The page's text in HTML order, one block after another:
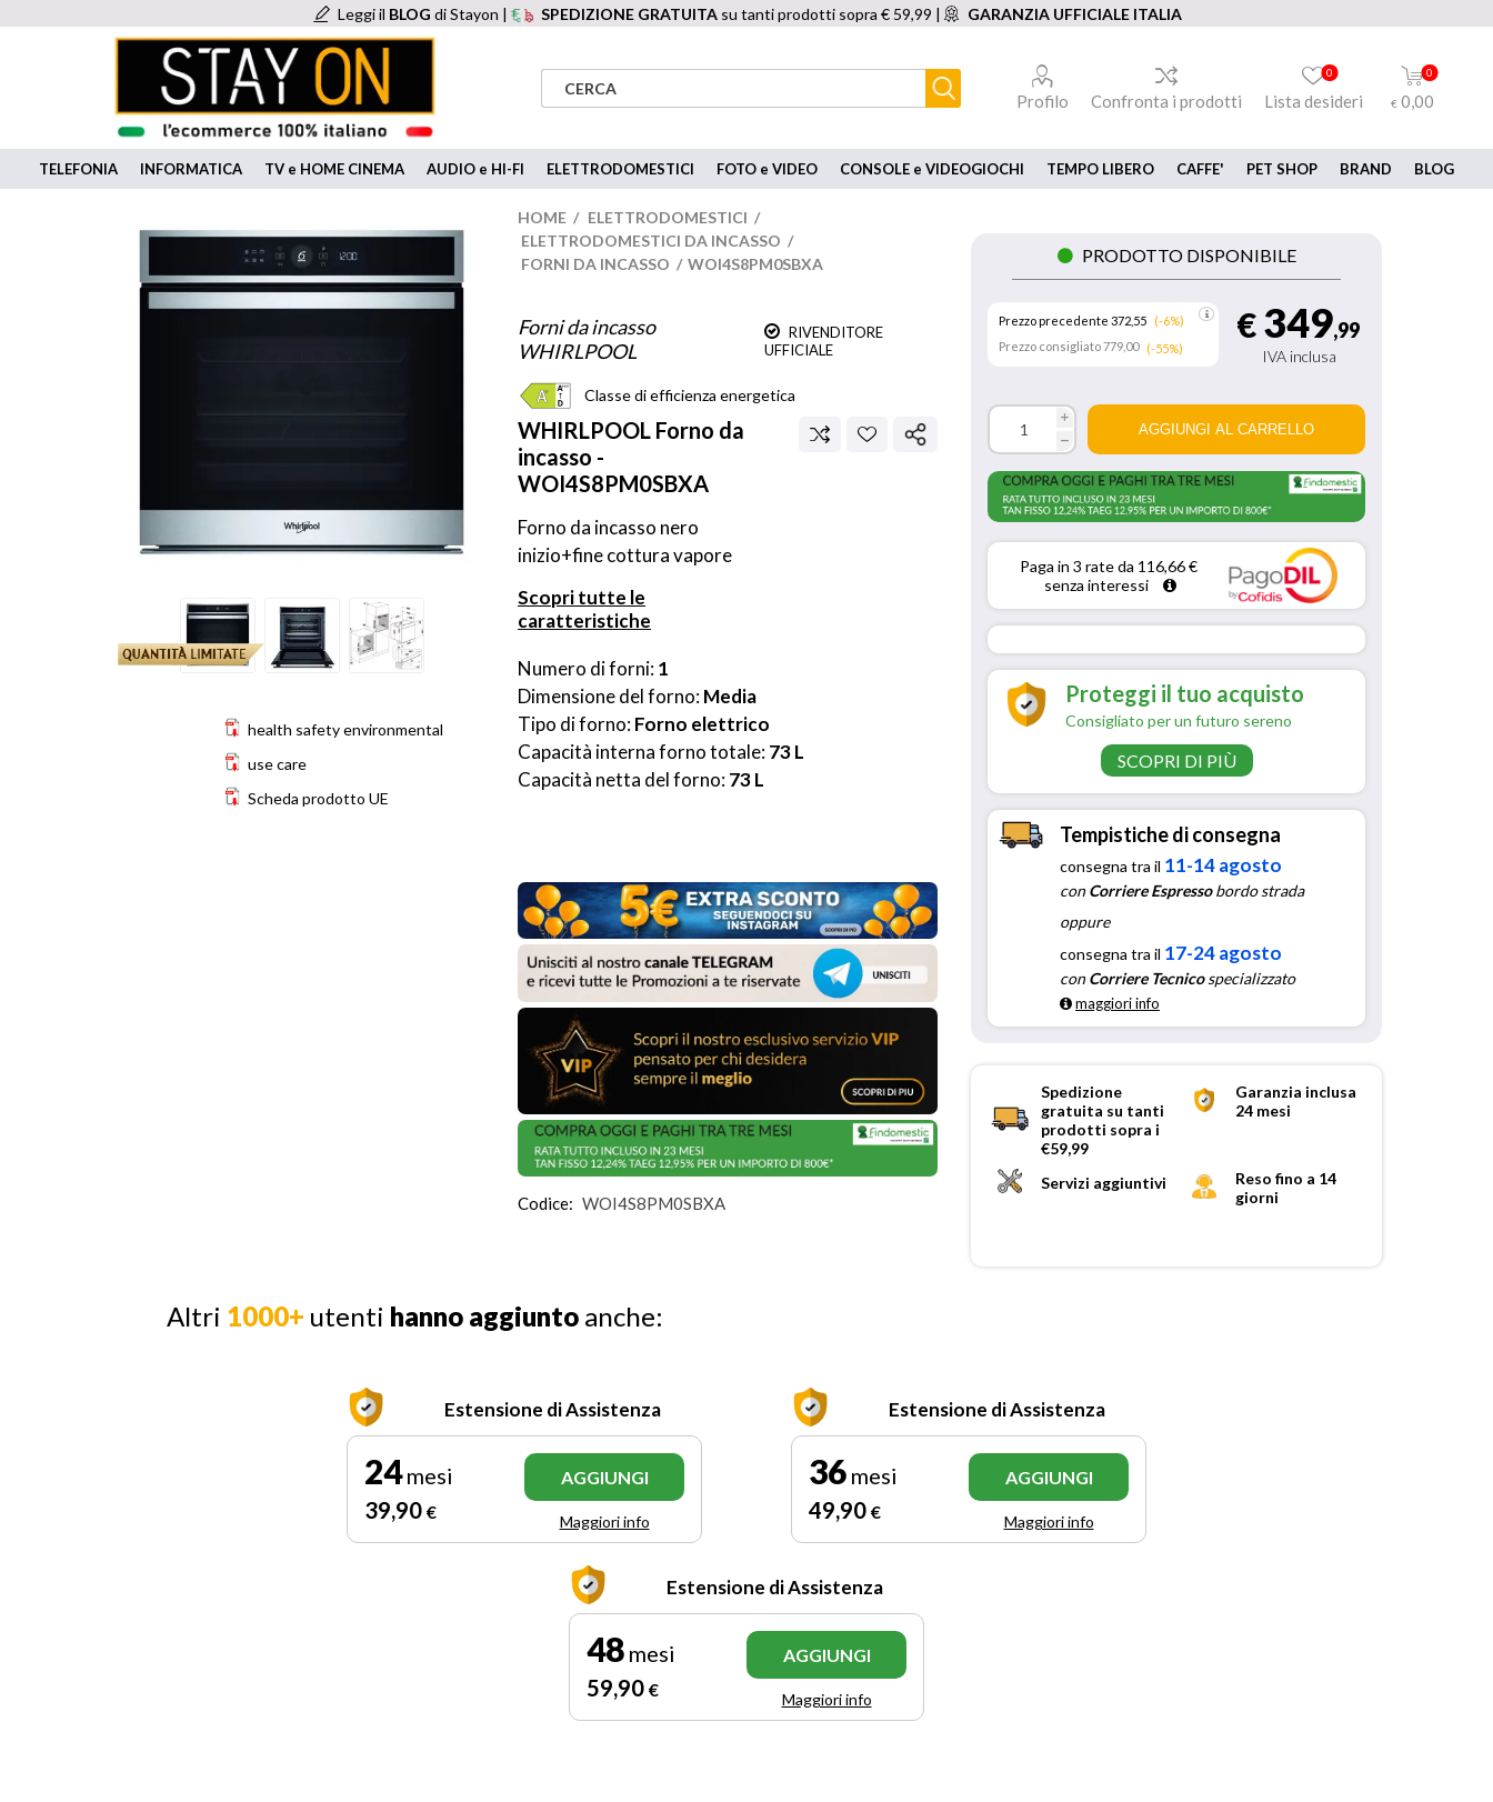
Leggi il BLOG di Stayon | SPEDIZIONE GRATUITA su tanti prodotti sopra € 59,99 | GARANZIA UFFICIALE ITALIA
Profilo Confronta i prodotti Lista desideri
0 0
€ 0,00
TELEFONIA INFORMATICA TV e HOME CINEMA AUDIO e HI-FI ELETTRODOMESTICI FOTO e VIDEO CONSOLE e VIDEOGIOCHI TEMPO LIBERO CAFFE' PET SHOP BRAND BLOG
health safety environmental
use care
Scheda prodotto UE
HOME / ELETTRODOMESTICI /
ELETTRODOMESTICI DA INCASSO /
FORNI DA INCASSO / WOI4S8PM0SBXA
Forni da incasso
WHIRLPOOL
RIVENDITORE
UFFICIALE
Classe di efficienza energetica
WHIRLPOOL Forno da
incasso -
WOI4S8PM0SBXA
Forno da incasso nero
inizio+fine cottura vapore
Scopri tutte le
caratteristiche
Numero di forni: 1
Dimensione del forno: Media
Tipo di forno: Forno elettrico
Capacità interna forno totale: 73 L
Capacità netta del forno: 73 L
Codice: WOI4S8PM0SBXA
PRODOTTO DISPONIBILE
Prezzo precedente 372,55
(-6%)
Prezzo consigliato779,00 (-55%)
€ 349,99
IVA inclusa
i
h
Paga in 3 rate da 116,66 €
senza interessi
Proteggi il tuo acquisto
Consigliato per un futuro sereno
SCOPRI DI PIÙ
Tempistiche di consegna
consegna tra il 11-14 agosto
conCorriere Espressobordo strada
oppure
consegna tra il 17-24 agosto
conCorriere Tecnicospecializzato
maggiori info
Spedizione
gratuita su tanti
prodotti sopra i
€59,99
Garanzia inclusa
24 mesi
Servizi aggiuntivi
Reso fino a 14
giorni
Altri 1000+ utenti hanno aggiunto anche:
Estensione di Assistenza
24mesi
39,90 €
AGGIUNGI
Maggiori info
Estensione di Assistenza
36 mesi
49,90 €
AGGIUNGI
Maggiori info
Estensione di Assistenza
48 mesi
59,90 €
AGGIUNGI
Maggiori info